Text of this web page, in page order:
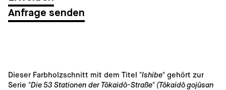
Anfrage senden
Dieser Farbholzschnitt mit dem Titel "Ishibe" gehört zur
Serie "Die 53 Stationen der Tôkaidô-Straße" (Tôkaidô gojûsan